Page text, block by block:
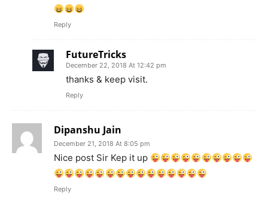
Reply
FutureTricks
December 22, 2018 At 12:42 pm
thanks & keep visit.
Reply
Dipanshu Jain
December 21, 2018 At 8:05 pm
Nice post Sir Kep it up
Reply